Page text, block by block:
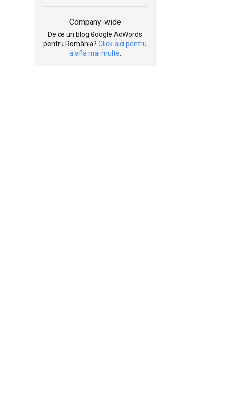
Company-wide
De ce un blog Google AdWords
pentru România? Click aici pentru
a afla mai multe